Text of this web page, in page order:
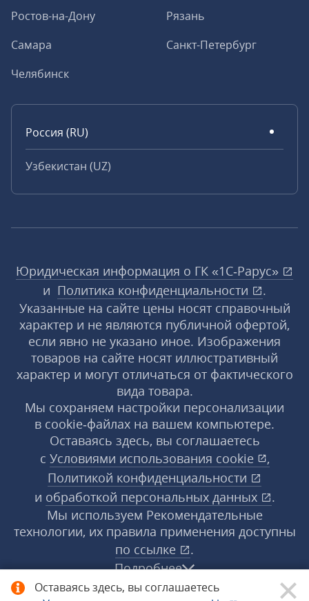
Оставаясь здесь, вы соглашаетесь
Ростов-на-Дону
Рязань
Самара
Санкт-Петербург
Челябинск
Россия (RU)
Узбекистан (UZ)
Юридическая информация о ГК «1С‑Рарус»
и Политика конфиденциальности
.
Указанные на сайте цены носят справочный
характер и не являются публичной офертой,
если явно не указано иное. Изображения
товаров на сайте носят иллюстративный
характер и могут отличаться от фактического
вида товара.
Мы сохраняем настройки персонализации
в cookie‑файлах на вашем компьютере.
Оставаясь здесь, вы соглашаетесь
с Условиями использования cookie
,
Политикой конфиденциальности
и обработкой персональных данных
.
Мы используем Рекомендательные
технологии, их правила применения доступны
по ссылке
.
Подробнее